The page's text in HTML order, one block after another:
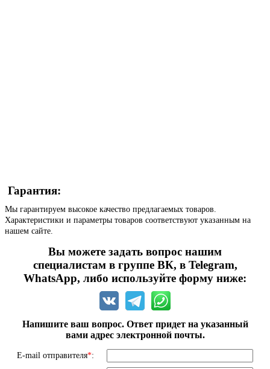
Гарантия:
Мы гарантируем высокое качество предлагаемых товаров.
Характеристики и параметры товаров соответствуют указанным на
нашем сайте.
Вы можете задать вопрос нашим
специалистам в группе ВК, в Telegram,
WhatsApp, либо используйте форму ниже:
Напишите ваш вопрос. Ответ придет на указанный
вами адрес электронной почты.
E-mail отправителя*: